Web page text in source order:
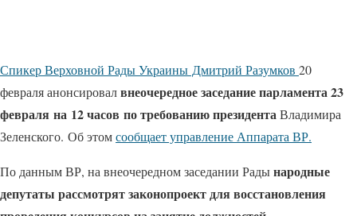
Спикер Верховной Рады Украины Дмитрий Разумков 20
февраля анонсировалвнеочередное заседание парламента 23
февраля на 12 часов по требованию президентаВладимира
Зеленского. Об этомсообщает управление Аппарата ВР.
По данным ВР, на внеочередном заседании Радынародные
депутаты рассмотрят законопроект для восстановления